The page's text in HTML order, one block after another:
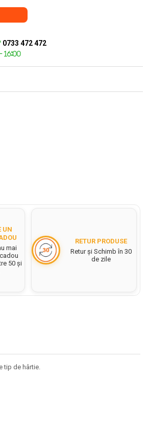
0733 472 472
UN
mai
50 și
RETUR PRODUSE
Retur și Schimb în 30
de zile
tip de hârtie.